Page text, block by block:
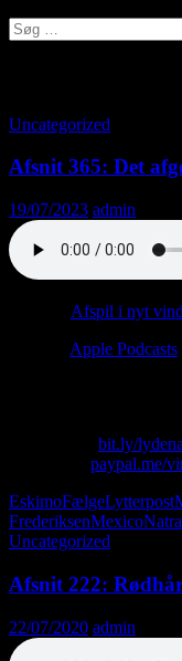
Søg
efter:
Uncategorized
Afsnit 365: Det
19/07/2023 admin
Afspil i nyt
Apple Podcasts
bit.ly/
paypal.me/
EskimoFælgeLytterpost
FrederiksenMexico
Uncategorized
Afsnit 222:
22/07/2020 admin